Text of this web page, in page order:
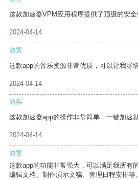
这款加速器VPM应用程序提供了顶级的安全
2024-04-14
游客
这款app的音乐资源非常优质，可以让我尽
2024-04-14
游客
这款加速器app的操作非常简单，一键加速
2024-04-14
游客
这款app的功能非常强大，可以满足我所有
编辑文档、制作演示文稿、管理日程安排等。